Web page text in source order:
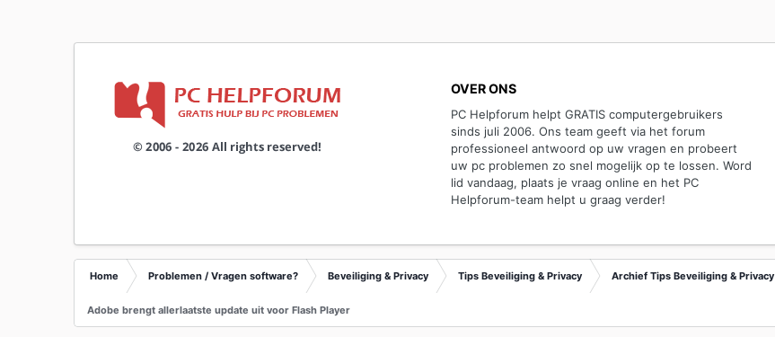
OVER ONS
PC Helpforum helpt GRATIS computergebruikers
sinds juli 2006. Ons team geeft via het forum
professioneel antwoord op uw vragen en probeert
uw pc problemen zo snel mogelijk op te lossen. Word
lid vandaag, plaats je vraag online en het PC
Helpforum-team helpt u graag verder!
Home Problemen / Vragen software? Beveiliging & Privacy Tips Beveiliging & Privacy Archief Tips Beveiliging & Privacy
Adobe brengt allerlaatste update uit voor Flash Player